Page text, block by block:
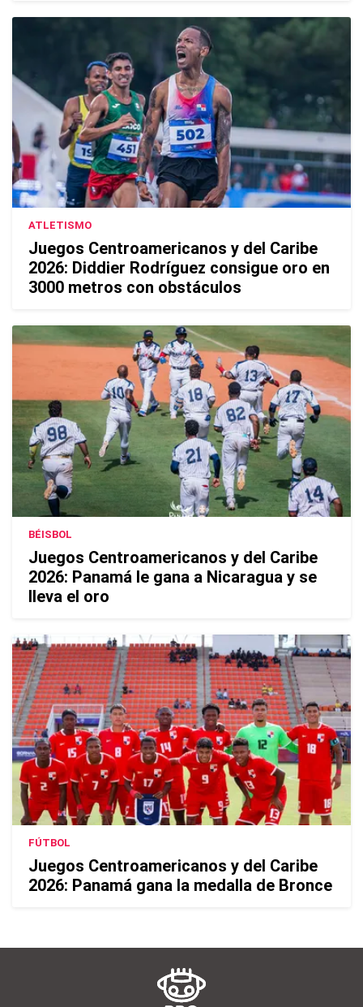
ATLETISMO
Juegos Centroamericanos y del Caribe
2026: Diddier Rodríguez consigue oro en
3000 metros con obstáculos
BÉISBOL
Juegos Centroamericanos y del Caribe
2026: Panamá le gana a Nicaragua y se
lleva el oro
FÚTBOL
Juegos Centroamericanos y del Caribe
2026: Panamá gana la medalla de Bronce